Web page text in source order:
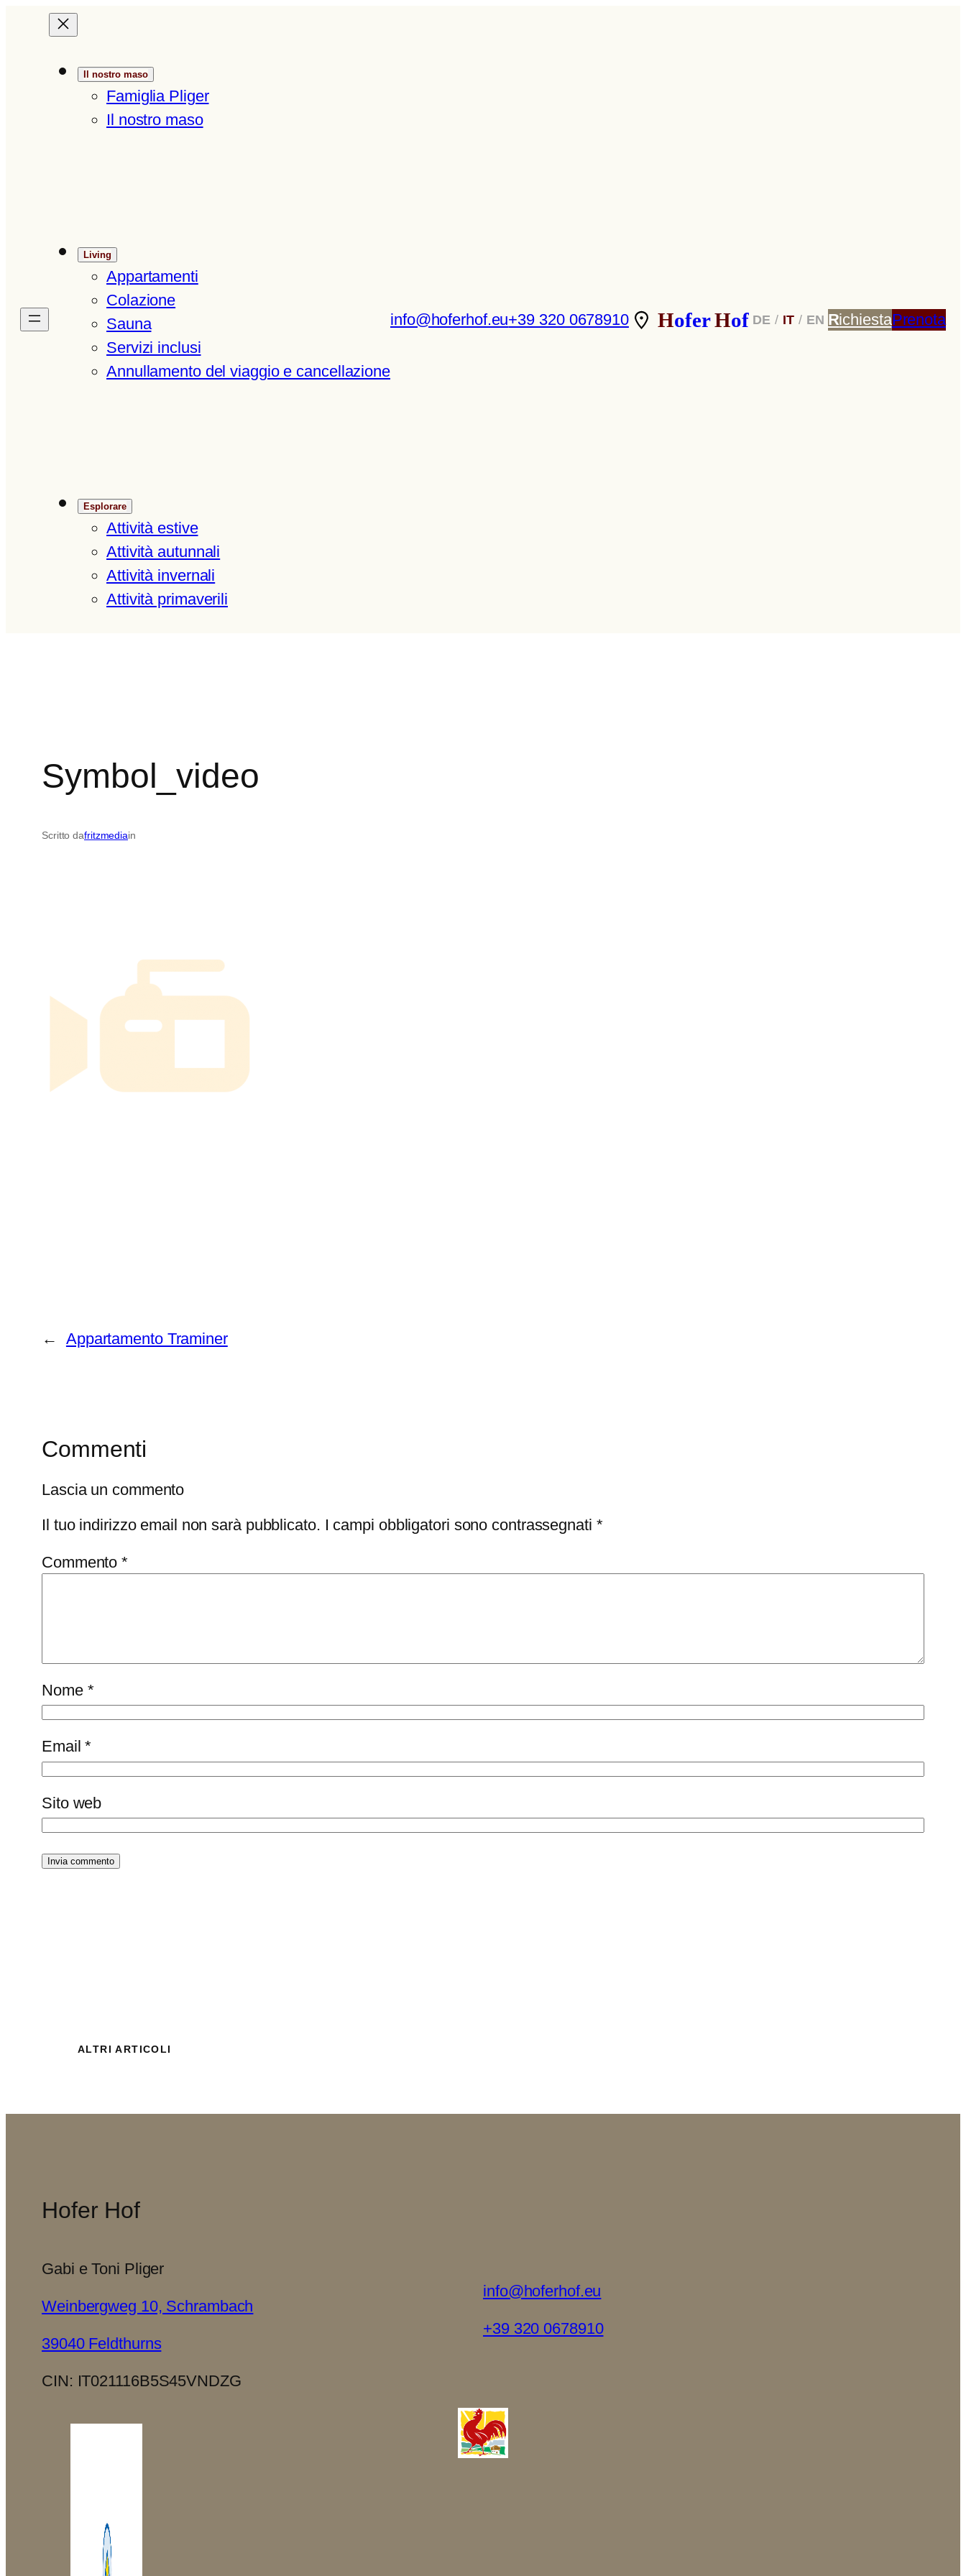
Il nostro maso
Famiglia Pliger
Il nostro maso
Living
Appartamenti
Colazione
Sauna
Servizi inclusi
Annullamento del viaggio e cancellazione
Esplorare
Attività estive
Attività autunnali
Attività invernali
Attività primaverili
info@hoferhof.eu+39 320 0678910 HoferHof DE / IT / EN RichiestaPrenota
Symbol_video
Scritto dafritzmediain
← Appartamento Traminer
Commenti
Lascia un commento
Il tuo indirizzo email non sarà pubblicato. I campi obbligatori sono contrassegnati *
Commento*
Nome *
Email*
Sito web
ALTRI ARTICOLI
Hofer Hof
Gabi e Toni Pliger
Weinbergweg 10, Schrambach
39040 Feldthurns
CIN: IT021116B5S45VNDZG
info@hoferhof.eu
+39 320 0678910